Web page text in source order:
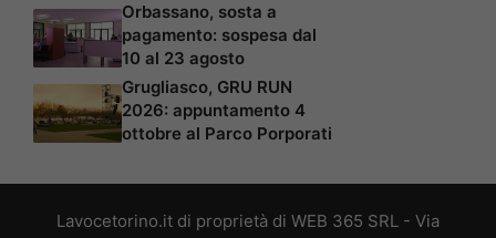
Orbassano, sosta a
pagamento: sospesa dal
10 al 23 agosto
Grugliasco, GRU RUN
2026: appuntamento 4
ottobre al Parco Porporati
Lavocetorino.it di proprietà di WEB 365 SRL - Via